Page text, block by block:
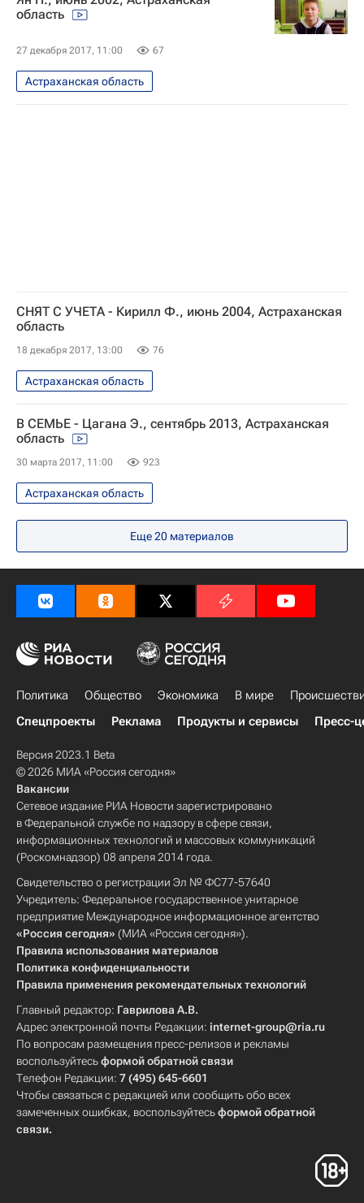
область
27 декабря 2017, 11:00 67
Астраханская область
СНЯТ С УЧЕТА - Кирилл Ф., июнь 2004, Астраханская
область
18 декабря 2017, 13:00 76
Астраханская область
В СЕМЬЕ - Цагана Э., сентябрь 2013, Астраханская
область
30 марта 2017, 11:00 923
Астраханская область
Еще20 материалов
Политика Общество Экономика В мире
Спецпроекты
Реклама Продукты и сервисы Пресс-
Версия 2023.1 Beta
© 2026 МИА «Россия сегодня»
Вакансии
Сетевое издание РИА Новости зарегистрировано
в Федеральной службе по надзору в сфере связи,
информационных технологий и массовых коммуникаций
(Роскомнадзор) 08 апреля 2014 года.
Свидетельство о регистрации Эл № ФС77-57640
Учредитель: Федеральное государственное унитарное
предприятие Международное информационное агентство
«Россия сегодня» (МИА «Россия сегодня»).
Правила использования материалов
Политика конфиденциальности
Правила применения рекомендательных технологий
Главный редактор: Гаврилова А.В.
Адрес электронной почты Редакции: internet-group@ria.ru
По вопросам размещения пресс-релизов и рекламы
воспользуйтесьформой обратной связи
Телефон Редакции: 7 (495) 645-6601
Чтобы связаться с редакцией или сообщить обо всех
замеченных ошибках, воспользуйтесьформой обратной
связи.